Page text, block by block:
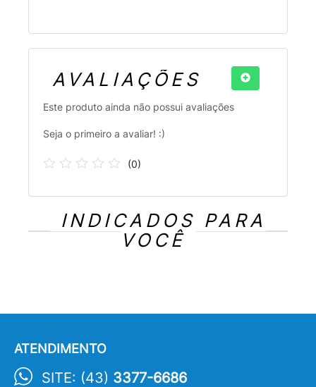
AVALIAÇÕES
Este produto ainda não possui avaliações
Seja o primeiro a avaliar! :)
(0)
INDICADOS PARA
VOCÊ
ATENDIMENTO
SITE: (43) 3377-6686